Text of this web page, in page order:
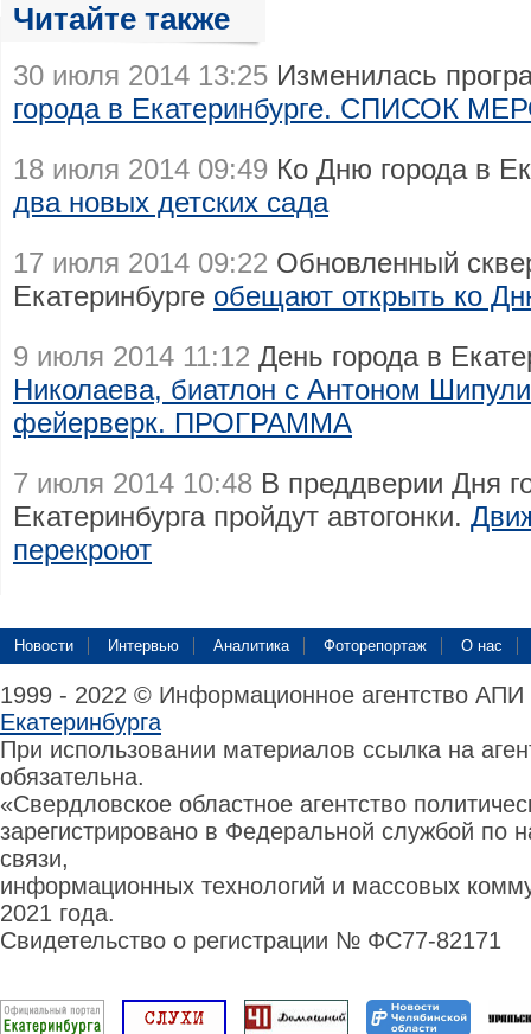
Читайте также
30 июля 2014 13:25 Изменилась
города в Екатеринбурге. СПИСОК
18 июля 2014 09:49 Ко Дню города в
два новых детских сада
17 июля 2014 09:22 Обновленный
Екатеринбурге обещают открыть ко
9 июля 2014 11:12 День города в
Николаева, биатлон с Антоном
фейерверк. ПРОГРАММА
7 июля 2014 10:48 В преддверии Дня
Екатеринбурга пройдут автогонки.
перекроют
Новости Интервью Аналитика Фоторепортаж О нас
1999 - 2022 © Информационное агентство
Екатеринбурга
При использовании материалов ссылка на
обязательна.
«Свердловское областное агентство
зарегистрировано в Федеральной службой по
связи,
информационных технологий и массовых
2021 года.
Свидетельство о регистрации № ФС77-82171